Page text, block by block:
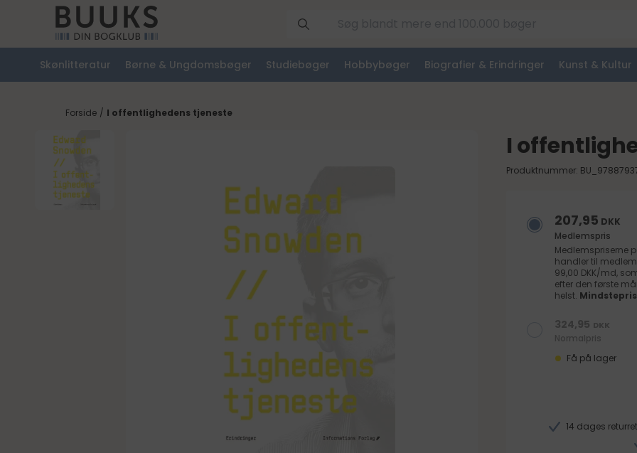
Skønlitteratur Børne & Ungdomsbøger Studiebøger Hobbybøger Biografier & Erindringer Kunst & Kultur
Forside / I offentlighedens tjeneste
I
Produktnummer:
207,95 DKK
Medlemspris
Medlemspriserne
handler til
99,00 DKK/md,
efter den første
helst.
324,95 DKK
Normalpris
Få på lager
14 dages